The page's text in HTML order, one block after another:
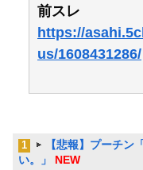
前スレ
https://
us/1608431286/
1
【悲報】プーチン
い。」
NEW